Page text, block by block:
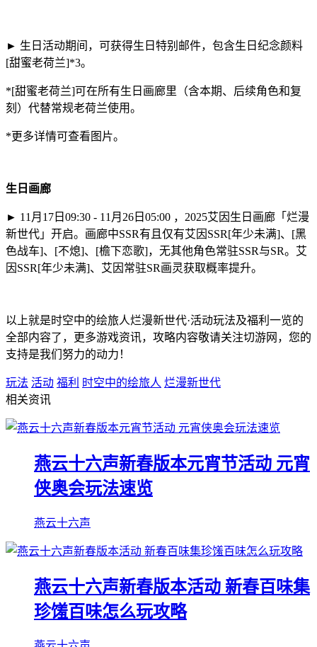
► 生日活动期间，可获得生日特别邮件，包含生日纪念颜料
[甜蜜老荷兰]*3。
*[甜蜜老荷兰]可在所有生日画廊里（含本期、后续角色和复
刻）代替常规老荷兰使用。
*更多详情可查看图片。
生日画廊
► 11月17日09:30 - 11月26日05:00 ，2025艾因生日画廊「烂漫
新世代」开启。画廊中SSR有且仅有艾因SSR[年少未满]、[黑
色战车]、[不熄]、[檐下恋歌]，无其他角色常驻SSR与SR。艾
因SSR[年少未满]、艾因常驻SR画灵获取概率提升。
以上就是时空中的绘旅人烂漫新世代·活动玩法及福利一览的
全部内容了，更多游戏资讯，攻略内容敬请关注切游网，您的
支持是我们努力的动力！
玩法 活动 福利 时空中的绘旅人 烂漫新世代
相关资讯
燕云十六声新春版本元宵节活动 元宵
侠奥会玩法速览
燕云十六声
燕云十六声新春版本活动 新春百味集
珍馐百味怎么玩攻略